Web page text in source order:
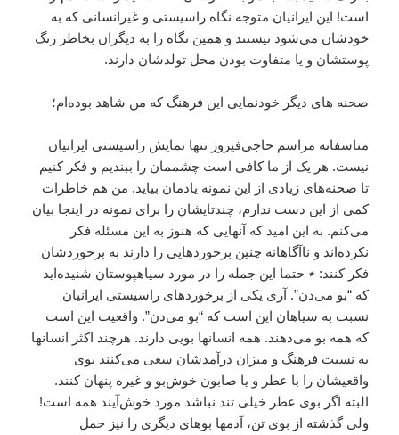
است! اين ايرانيان متوجه نگاه راسيستى و غيرانسانى که به
خودشان مى‌شود نيستند و همين نگاه را به ديگران بخاطر رنگ
پوستشان و يا متفاوت بودن محل تولدشان دارند.
صحنه هاى ديگر خودنمايى اين فرهنگ که من شاهد بوده‌ام؛
متاسفانه مراسم حاجى‌فيروز تنها نمايش راسيستى ايرانيان
نيست. هر يک از ما کافى است چشممان را ببنديم و فکر کنيم
تا صحنه‌هاى زيادى از اين نمونه يادمان بيايد. من هم خاطرات
کمى از اين دست ندارم، چندتايشان را براى نمونه در اينجا بيان
مى‌کنم. به اين اميد که آنهايى که هنوز به اين مسئله فکر
نکرده‌اند و ناآگاهانه چنين برخوردهايى را دارند به برخوردشان
فکر کنند: ٭ حتما اين جمله را در مورد سياهپوستان شنيده‌ايد
که “بو مى‌دن”. آرى يکى از برخوردهاى راسيستى ايرانيان
نسبت به سياهان اين است که “بو مى‌دن”. واقعيت اين است
که همه بو مى‌دهند. همه انسانها بويى دارند. هرچند اکثر انسانها
به نسبت فرهنگ و ميزان درآمدشان سعى مى‌کنند بوى
واقعيشان را با عطر و يا صابون خوش‌بو و غيره پنهان کنند.
البته اگر بوى عطر خيلى تند نباشد مورد خوش‌آيند همه است!
ولى گذشته از بوى تن، آدمها بوهاى ديگرى را نيز حمل